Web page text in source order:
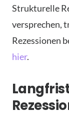
Strukturelle
versprechen,
Rezessionen
hier.